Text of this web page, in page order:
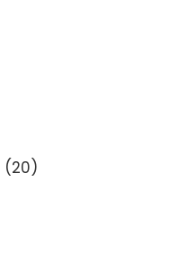
(20)